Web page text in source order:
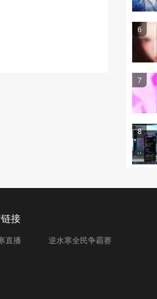
6
7
8
接
直播 逆水寒全民争霸赛